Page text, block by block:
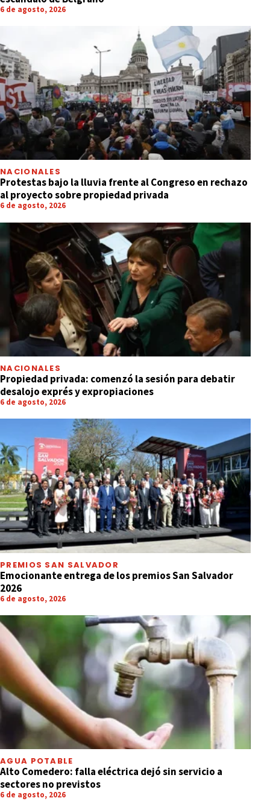
6 de agosto, 2026
NACIONALES
Protestas bajo la lluvia frente al Congreso en rechazo
al proyecto sobre propiedad privada
6 de agosto, 2026
NACIONALES
Propiedad privada: comenzó la sesión para debatir
desalojo exprés y expropiaciones
6 de agosto, 2026
PREMIOS SAN SALVADOR
Emocionante entrega de los premios San Salvador
2026
6 de agosto, 2026
AGUA POTABLE
Alto Comedero: falla eléctrica dejó sin servicio a
sectores no previstos
6 de agosto, 2026